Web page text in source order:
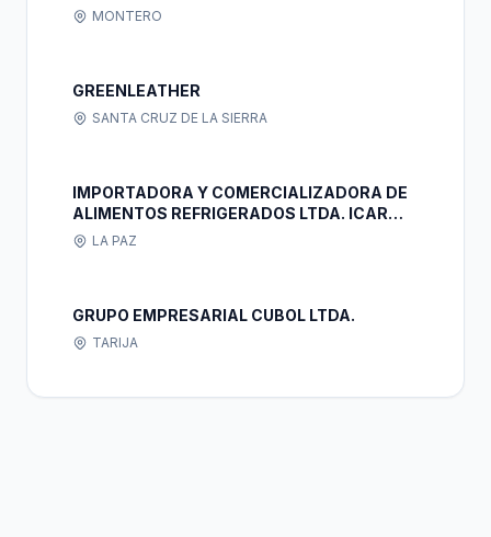
MONTERO
GREENLEATHER
SANTA CRUZ DE LA SIERRA
IMPORTADORA Y COMERCIALIZADORA DE
ALIMENTOS REFRIGERADOS LTDA. ICAR
LTDA.
LA PAZ
GRUPO EMPRESARIAL CUBOL LTDA.
TARIJA